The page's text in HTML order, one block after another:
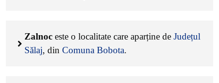
Zalnoc este o localitate care aparține de Județul
Sălaj, din Comuna Bobota.